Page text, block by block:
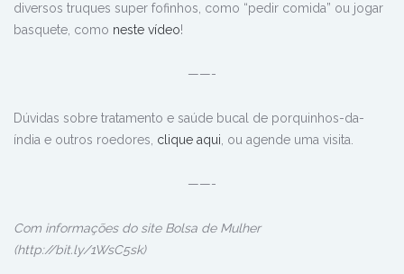
diversos truques super fofinhos, como “pedir comida” ou jogar
basquete, como neste vídeo!
——-
Dúvidas sobre tratamento e saúde bucal de porquinhos-da-
índia e outros roedores, clique aqui , ou agende uma visita.
——-
Com informações do site Bolsa de Mulher
(http://bit.ly/1WsC5sk)